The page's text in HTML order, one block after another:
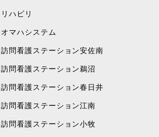
リハビリ
オマハシステム
訪問看護ステーション安佐南
訪問看護ステーション鵜沼
訪問看護ステーション春日井
訪問看護ステーション江南
訪問看護ステーション小牧